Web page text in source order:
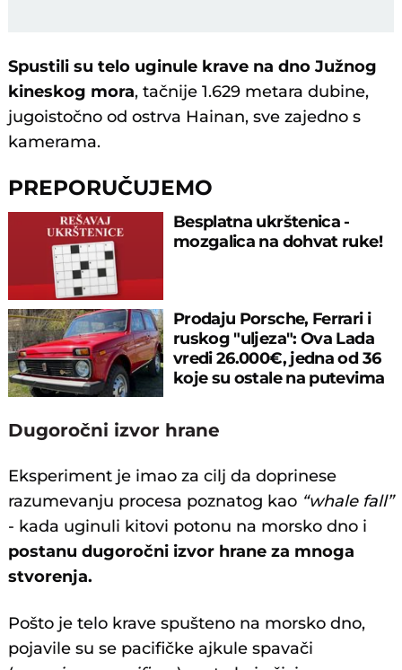
Spustili su telo uginule krave na dno Južnog
kineskog mora, tačnije 1.629 metara dubine,
jugoistočno od ostrva Hainan, sve zajedno s
kamerama.
PREPORUČUJEMO
Besplatna ukrštenica -
mozgalica na dohvat ruke!
Prodaju Porsche, Ferrari i
ruskog "uljeza": Ova Lada
vredi 26.000€, jedna od 36
koje su ostale na putevima
Dugoročni izvor hrane
Eksperiment je imao za cilj da doprinese
razumevanju procesa poznatog kao “whale fall”
- kada uginuli kitovi potonu na morsko dno i
postanu dugoročni izvor hrane za mnoga
stvorenja.
Pošto je telo krave spušteno na morsko dno,
pojavile su se pacifičke ajkule spavači